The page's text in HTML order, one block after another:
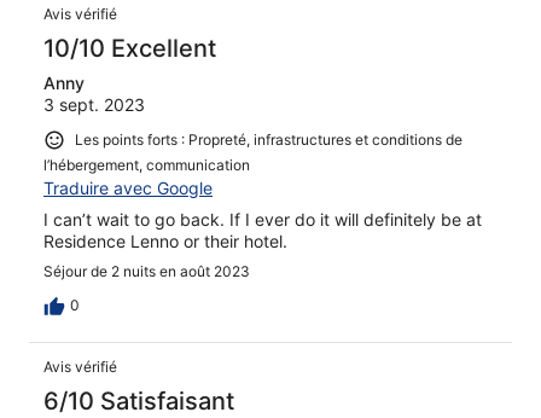
Avis vérifié
10/10 Excellent
Anny
3 sept. 2023
Les points forts : Propreté, infrastructures et conditions de
l’hébergement, communication
Traduire avec Google
I can’t wait to go back. If I ever do it will definitely be at
Residence Lenno or their hotel.
Séjour de 2 nuits en août 2023
0
Avis vérifié
6/10 Satisfaisant